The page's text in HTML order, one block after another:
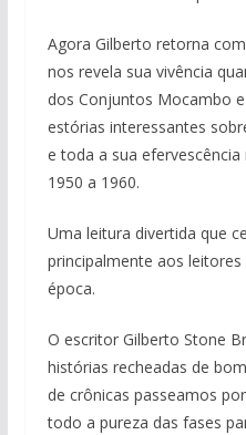
Agora Gilberto retorna
nos revela sua vivência
dos Conjuntos Mocambo
estórias interessantes
e toda a sua
1950 a 1960.
Uma leitura divertida que
principalmente aos
época.
O escritor Gilberto Stone
histórias recheadas de
de crônicas passeamos
todo a pureza das fases